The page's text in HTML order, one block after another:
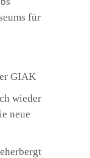
für
GIAK
wieder
neue